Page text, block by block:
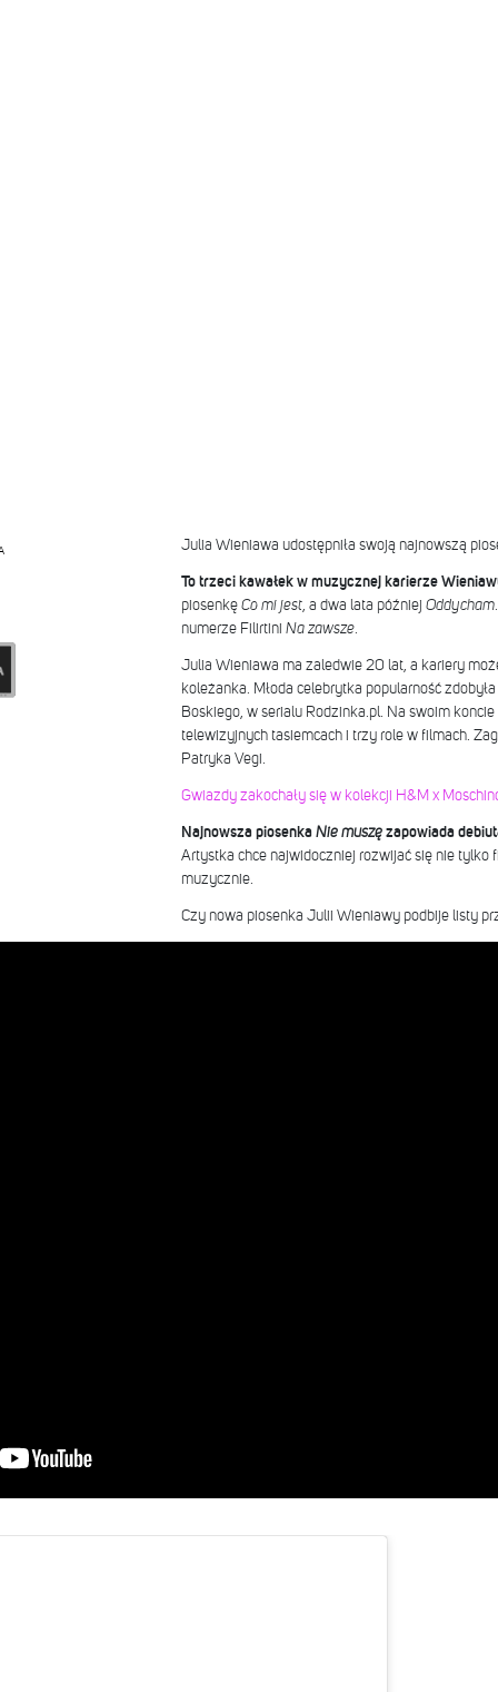
Julia Wieniawa udostępniła swoją najnowszą
To trzeci kawałek w muzycznej karierze
piosenkę Co mi jest, a dwa lata później Oddycham
numerze Filirtini Na zawsze.
Julia Wieniawa ma zaledwie 20 lat, a kariery
koleżanka. Młoda celebrytka popularność
Boskiego, w serialu Rodzinka.pl. Na swoim
telewizyjnych tasiemcach i trzy role w filmach.
Patryka Vegi.
Gwiazdy zakochały się w kolekcji H&M x
Najnowsza piosenka Nie muszęzapowiada
Artystka chce najwidoczniej rozwijać się nie tylko
muzycznie.
Czy nowa piosenka Julii Wieniawy podbije listy